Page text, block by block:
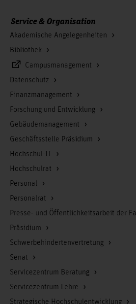
Service & Organisation
Akademische Angelegenheiten
Bibliothek
Campusmanagement
Datenschutz
Finanzmanagement
Forschung und Entwicklung
Gebäudemanagement
Geschäftsstelle Präsidium
Hochschul-IT
Hochschulrat
Personal
Personalrat
Presse- und Öffentlichkeitsarbeit der
Präsidium
Schwerbehindertenvertretung
Senat
Servicezentrum Beratung
Servicezentrum Lehre
Strategische Hochschulentwicklung